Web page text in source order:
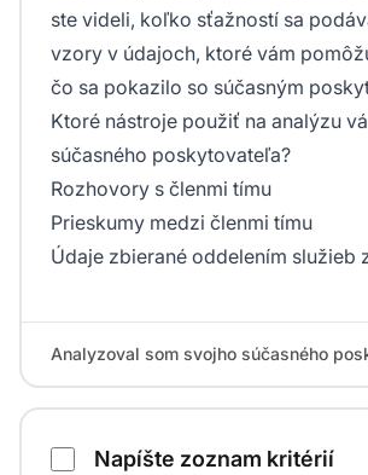
ste videli, koľko sťažností sa
vzory v údajoch, ktoré vám
čo sa pokazilo so súčasným
Ktoré nástroje použiť na analýzu
súčasného poskytovateľa?
Rozhovory s členmi tímu
Prieskumy medzi členmi tímu
Údaje zbierané oddelením služieb
Analyzoval som svojho súčasného
Napíšte zoznam kritérií